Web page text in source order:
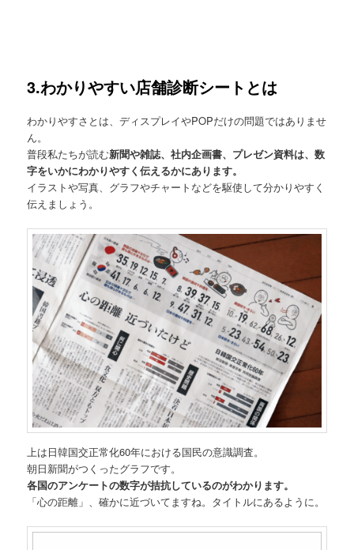
3.わかりやすい店舗診断シートとは
わかりやすさとは、ディスプレイやPOPだけの問題ではありませ
ん。
普段私たちが読む新聞や雑誌、社内企画書、プレゼン資料は、数
字をいかにわかりやすく伝えるかにあります。
イラストや写真、グラフやチャートなどを駆使して分かりやすく
伝えましょう。
上は日韓国交正常化60年における国民の意識調査。
朝日新聞がつくったグラフです。
各国のアンケートの数字が拮抗しているのがわかります。
「心の距離」、確かに近づいてますね。タイトルにあるように。